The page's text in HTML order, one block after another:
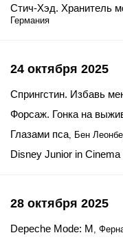
Стич-Хэд. Хранитель
Германия
24 октября 2025
Спрингстин. Избавь
Форсаж. Гонка на
Глазами пса, Бен
Disney Junior in Cinema
28 октября 2025
Depeche Mode: M,